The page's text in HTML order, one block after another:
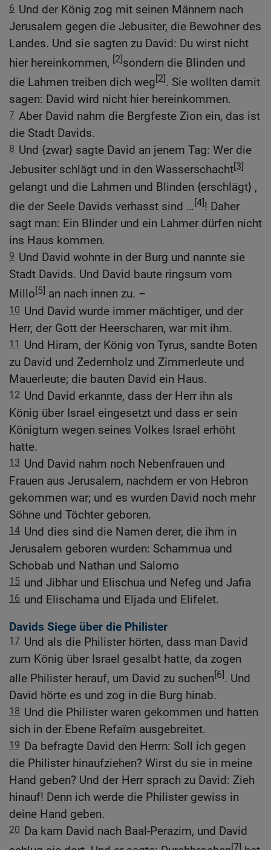
6 Und der König zog mit seinen Männern nach
Jerusalem gegen die Jebusiter, die Bewohner des
Landes. Und sie sagten zu David: Du wirst nicht
hier hereinkommen, [2]sondern die Blinden und
die Lahmen treiben dich weg[2]. Sie wollten damit
sagen: David wird nicht hier hereinkommen.
7 Aber David nahm die Bergfeste Zion ein, das ist
die Stadt Davids.
8 Und {zwar} sagte David an jenem Tag: Wer die
Jebusiter schlägt und in den Wasserschacht[3]
gelangt und die Lahmen und Blinden {erschlägt} ,
die der Seele Davids verhasst sind …[4]! Daher
sagt man: Ein Blinder und ein Lahmer dürfen nicht
ins Haus kommen.
9 Und David wohnte in der Burg und nannte sie
Stadt Davids. Und David baute ringsum vom
Millo[5] an nach innen zu. –
10 Und David wurde immer mächtiger, und der
Herr, der Gott der Heerscharen, war mit ihm.
11 Und Hiram, der König von Tyrus, sandte Boten
zu David und Zedernholz und Zimmerleute und
Mauerleute; die bauten David ein Haus.
12 Und David erkannte, dass der Herr ihn als
König über Israel eingesetzt und dass er sein
Königtum wegen seines Volkes Israel erhöht
hatte.
13 Und David nahm noch Nebenfrauen und
Frauen aus Jerusalem, nachdem er von Hebron
gekommen war; und es wurden David noch mehr
Söhne und Töchter geboren.
14 Und dies sind die Namen derer, die ihm in
Jerusalem geboren wurden: Schammua und
Schobab und Nathan und Salomo
15 und Jibhar und Elischua und Nefeg und Jafia
16 und Elischama und Eljada und Elifelet.
Davids Siege über die Philister
17 Und als die Philister hörten, dass man David
zum König über Israel gesalbt hatte, da zogen
alle Philister herauf, um David zu suchen[6]. Und
David hörte es und zog in die Burg hinab.
18 Und die Philister waren gekommen und hatten
sich in der Ebene Refaïm ausgebreitet.
19 Da befragte David den Herrn: Soll ich gegen
die Philister hinaufziehen? Wirst du sie in meine
Hand geben? Und der Herr sprach zu David: Zieh
hinauf! Denn ich werde die Philister gewiss in
deine Hand geben.
20 Da kam David nach Baal-Perazim, und David
[7]